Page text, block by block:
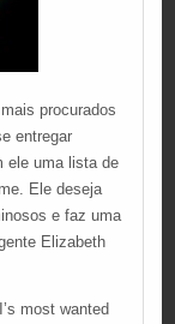
procurados
entregar
ele uma lista de
Ele deseja
e faz uma
Elizabeth
most wanted